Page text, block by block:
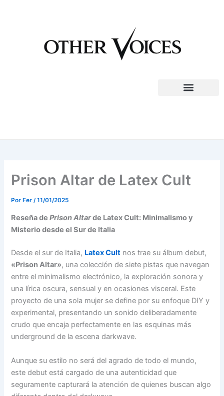
Prison Altar de Latex Cult
PorFer/11/01/2025
Reseña dePrison Altarde Latex Cult: Minimalismo y
Misterio desde el Sur de Italia
Desde el sur de Italia, Latex Cult nos trae su álbum debut,
«Prison Altar», una colección de siete pistas que navegan
entre el minimalismo electrónico, la exploración sonora y
una lírica oscura, sensual y en ocasiones visceral. Este
proyecto de una sola mujer se define por su enfoque DIY y
experimental, presentando un sonido deliberadamente
crudo que encaja perfectamente en las esquinas más
underground de la escena darkwave.
Aunque su estilo no será del agrado de todo el mundo,
este debut está cargado de una autenticidad que
seguramente capturará la atención de quienes buscan algo